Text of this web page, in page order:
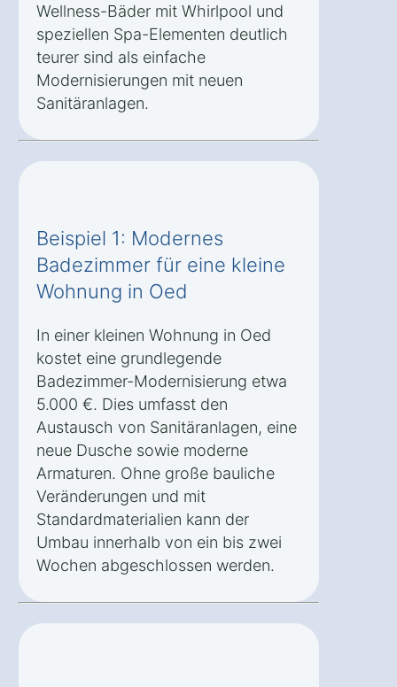
Wellness-Bäder mit Whirlpool und
speziellen Spa-Elementen deutlich
teurer sind als einfache
Modernisierungen mit neuen
Sanitäranlagen.
Beispiel 1: Modernes
Badezimmer für eine kleine
Wohnung in Oed
In einer kleinen Wohnung in Oed
kostet eine grundlegende
Badezimmer-Modernisierung etwa
5.000 €. Dies umfasst den
Austausch von Sanitäranlagen, eine
neue Dusche sowie moderne
Armaturen. Ohne große bauliche
Veränderungen und mit
Standardmaterialien kann der
Umbau innerhalb von ein bis zwei
Wochen abgeschlossen werden.